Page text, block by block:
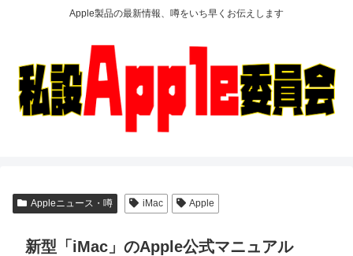
Apple製品の最新情報、噂をいち早くお伝えします
Appleニュース・噂 iMac Apple
新型「iMac」のApple公式マニュアル